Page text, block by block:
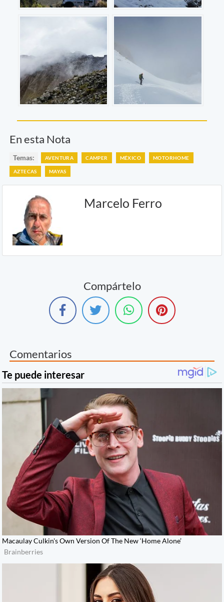
En esta Nota
Temas: AVENTURA CAMPER MÉXICO MOTORHOME
AZTECAS MAYAS
Marcelo Ferro
Compártelo
Comentarios